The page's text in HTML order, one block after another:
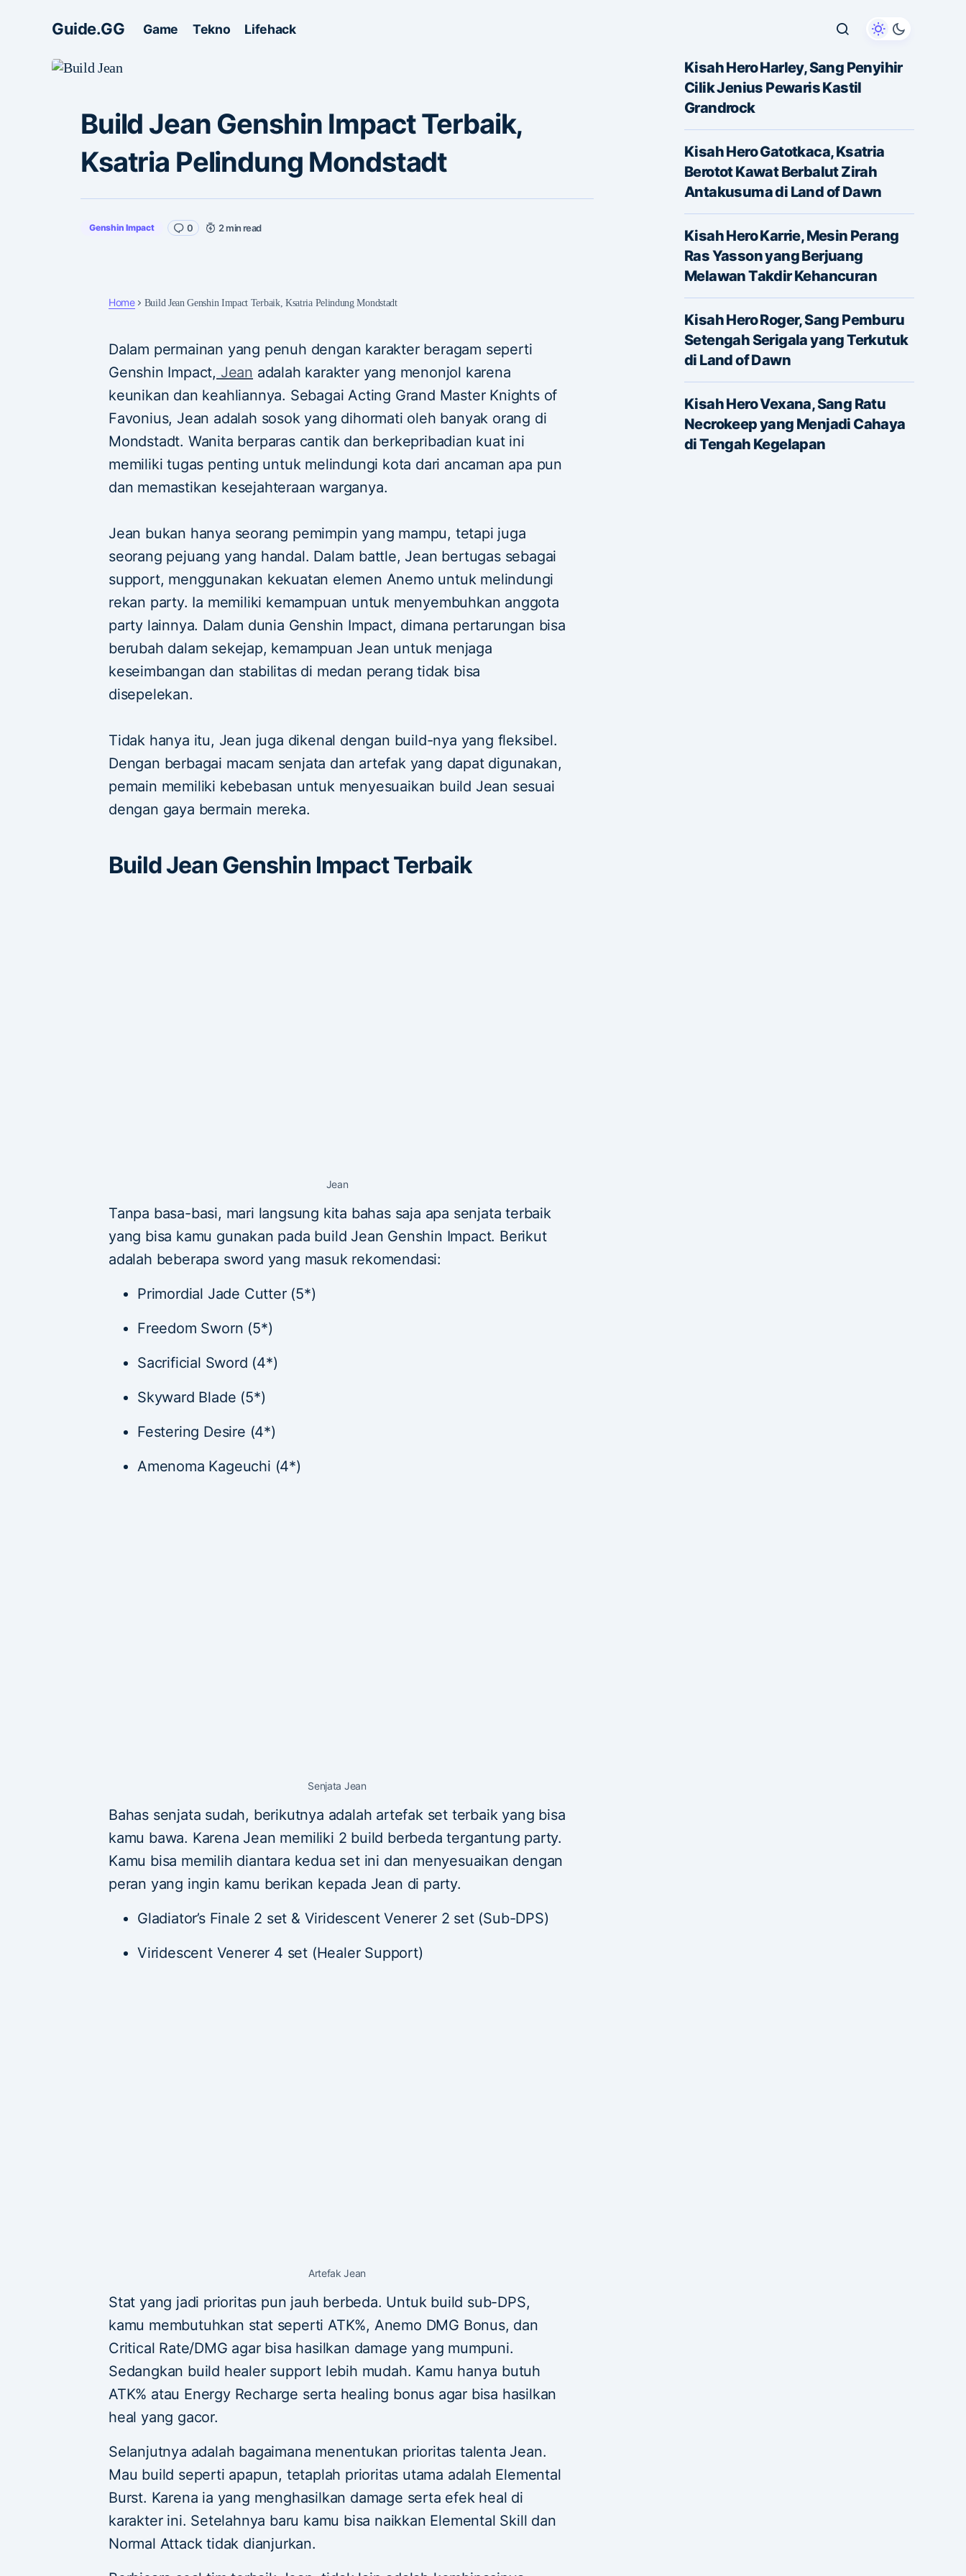
Guide.GG Game Tekno Lifehack
Build Jean Genshin Impact Terbaik,
Ksatria Pelindung Mondstadt
Genshin Impact 0 2 min read
Home Build Jean Genshin Impact Terbaik, Ksatria Pelindung Mondstadt
Dalam permainan yang penuh dengan karakter beragam seperti
Genshin Impact, Jean adalah karakter yang menonjol karena
keunikan dan keahliannya. Sebagai Acting Grand Master Knights of
Favonius, Jean adalah sosok yang dihormati oleh banyak orang di
Mondstadt. Wanita berparas cantik dan berkepribadian kuat ini
memiliki tugas penting untuk melindungi kota dari ancaman apa pun
dan memastikan kesejahteraan warganya.
Jean bukan hanya seorang pemimpin yang mampu, tetapi juga
seorang pejuang yang handal. Dalam battle, Jean bertugas sebagai
support, menggunakan kekuatan elemen Anemo untuk melindungi
rekan party. Ia memiliki kemampuan untuk menyembuhkan anggota
party lainnya. Dalam dunia Genshin Impact, dimana pertarungan bisa
berubah dalam sekejap, kemampuan Jean untuk menjaga
keseimbangan dan stabilitas di medan perang tidak bisa
disepelekan.
Tidak hanya itu, Jean juga dikenal dengan build-nya yang fleksibel.
Dengan berbagai macam senjata dan artefak yang dapat digunakan,
pemain memiliki kebebasan untuk menyesuaikan build Jean sesuai
dengan gaya bermain mereka.
Build Jean Genshin Impact Terbaik
Jean
Tanpa basa-basi, mari langsung kita bahas saja apa senjata terbaik
yang bisa kamu gunakan pada build Jean Genshin Impact. Berikut
adalah beberapa sword yang masuk rekomendasi:
Primordial Jade Cutter (5*)
Freedom Sworn (5*)
Sacrificial Sword (4*)
Skyward Blade (5*)
Festering Desire (4*)
Amenoma Kageuchi (4*)
Senjata Jean
Bahas senjata sudah, berikutnya adalah artefak set terbaik yang bisa
kamu bawa. Karena Jean memiliki 2 build berbeda tergantung party.
Kamu bisa memilih diantara kedua set ini dan menyesuaikan dengan
peran yang ingin kamu berikan kepada Jean di party.
Gladiator’s Finale 2 set & Viridescent Venerer 2 set (Sub-DPS)
Viridescent Venerer 4 set (Healer Support)
Artefak Jean
Stat yang jadi prioritas pun jauh berbeda. Untuk build sub-DPS,
kamu membutuhkan stat seperti ATK%, Anemo DMG Bonus, dan
Critical Rate/DMG agar bisa hasilkan damage yang mumpuni.
Sedangkan build healer support lebih mudah. Kamu hanya butuh
ATK% atau Energy Recharge serta healing bonus agar bisa hasilkan
heal yang gacor.
Selanjutnya adalah bagaimana menentukan prioritas talenta Jean.
Mau build seperti apapun, tetaplah prioritas utama adalah Elemental
Burst. Karena ia yang menghasilkan damage serta efek heal di
karakter ini. Setelahnya baru kamu bisa naikkan Elemental Skill dan
Normal Attack tidak dianjurkan.
Kisah Hero Harley, Sang Penyihir
Cilik Jenius Pewaris Kastil
Grandrock
Kisah Hero Gatotkaca, Ksatria
Berotot Kawat Berbalut Zirah
Antakusuma di Land of Dawn
Kisah Hero Karrie, Mesin Perang
Ras Yasson yang Berjuang
Melawan Takdir Kehancuran
Kisah Hero Roger, Sang Pemburu
Setengah Serigala yang Terkutuk
di Land of Dawn
Kisah Hero Vexana, Sang Ratu
Necrokeep yang Menjadi Cahaya
di Tengah Kegelapan